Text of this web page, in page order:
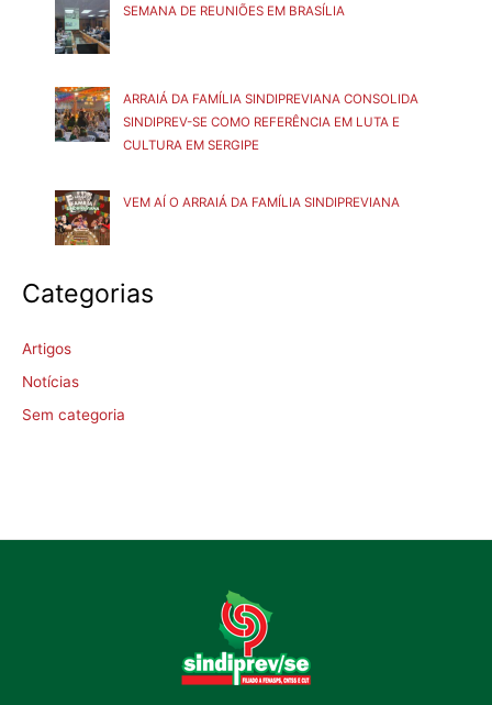
SEMANA DE REUNIÕES EM BRASÍLIA
ARRAIÁ DA FAMÍLIA SINDIPREVIANA CONSOLIDA
SINDIPREV-SE COMO REFERÊNCIA EM LUTA E
CULTURA EM SERGIPE
VEM AÍ O ARRAIÁ DA FAMÍLIA SINDIPREVIANA
Categorias
Artigos
Notícias
Sem categoria